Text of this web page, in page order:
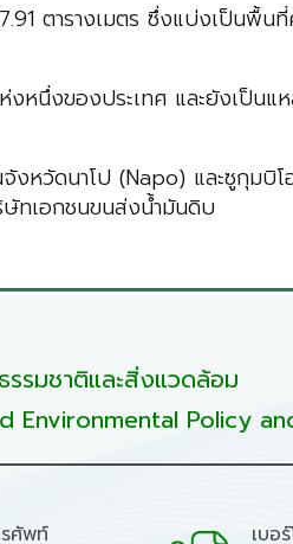
ตารางเมตร ซึ่งแบ่งเป็นพื้
หนึ่งของประเทศ และยังเป็น
วัดนาโป (Napo) และซูกุมบิ
ทเอกชนขนส่งน้ำมันดิบ
รรมชาติและสิ่งแวดล้อม
Policy
รศัพท์ เบอ